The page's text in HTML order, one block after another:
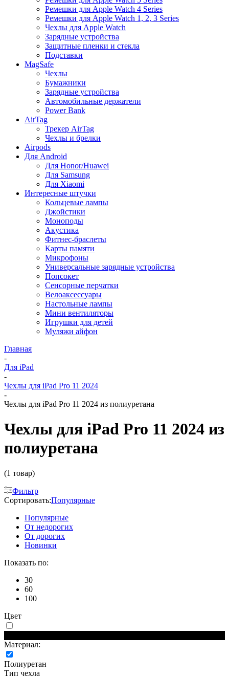
Ремешки для Apple Watch 4 Series
Ремешки для Apple Watch 1, 2, 3 Series
Чехлы для Apple Watch
Зарядные устройства
Защитные пленки и стекла
Подставки
MagSafe
Чехлы
Бумажники
Зарядные устройства
Автомобильные держатели
Power Bank
AirTag
Трекер AirTag
Чехлы и брелки
Airpods
Для Android
Для Honor/Huawei
Для Samsung
Для Xiaomi
Интересные штучки
Кольцевые лампы
Джойстики
Моноподы
Акустика
Фитнес-браслеты
Карты памяти
Микрофоны
Универсальные зарядные устройства
Попсокет
Сенсорные перчатки
Велоаксессуары
Настольные лампы
Мини вентиляторы
Игрушки для детей
Муляжи айфон
Главная
-
Для iPad
-
Чехлы для iPad Pro 11 2024
-
Чехлы для iPad Pro 11 2024 из полиуретана
Чехлы для iPad Pro 11 2024 из
полиуретана
(1 товар)
Фильтр
Сортировать:Популярные
Популярные
От недорогих
От дорогих
Новинки
Показать по:
30
60
100
Цвет
Материал:
Полиуретан
Тип чехла